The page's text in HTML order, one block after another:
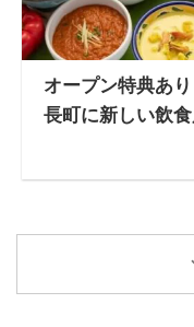
オープン特典あ
長町に新しい飲